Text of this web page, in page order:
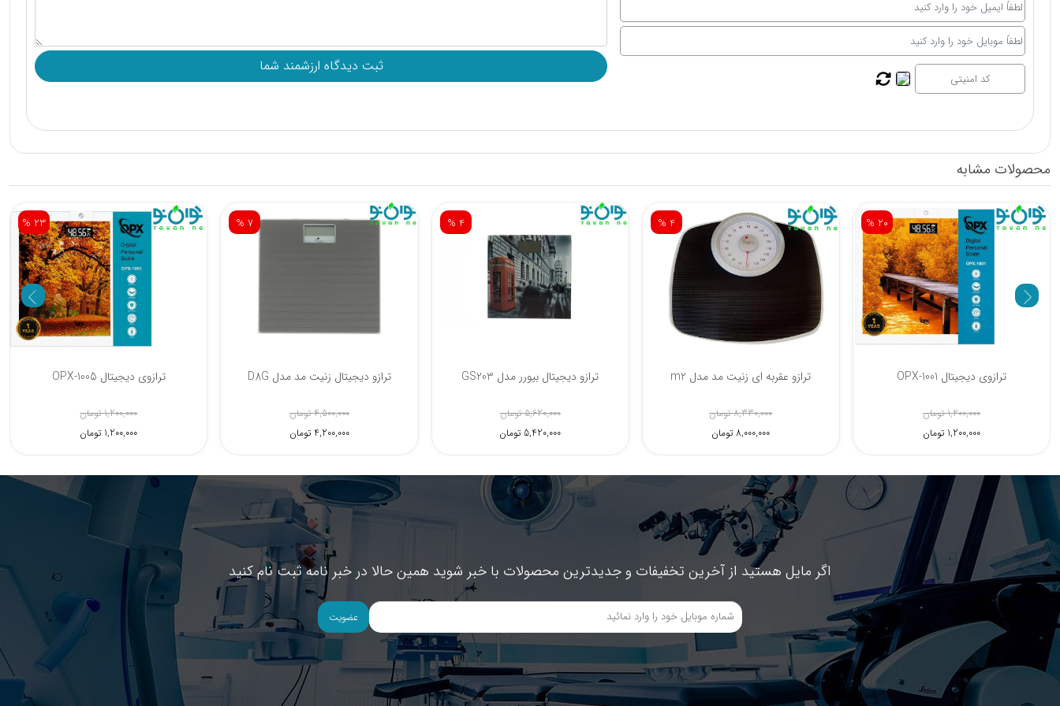
محصولات مشابه
% 23
ترازوی دیجیتال OPX-1005
1,200,000 تومان
1,200,000 تومان
% 7
ترازو دیجیتال زنیت مد مدل D8G
4,500,000 تومان
4,200,000 تومان
% 4
ترازو دیجیتال بیورر مدل GS203
5,620,000 تومان
5,420,000 تومان
% 4
ترازو عقربه ای زنیت مد مدل m2
8,330,000 تومان
8,000,000 تومان
% 20
ترازوی دیجیتال OPX-1001
1,200,000 تومان
1,200,000 تومان
اگر مایل هستید از آخرین تخفیفات و جدیدترین محصولات با خبر شوید همین حالا در خبر نامه ثبت نام کنید
عضویت